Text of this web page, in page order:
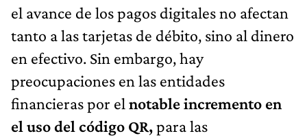
el avance de los pagos digitales no afectan
tanto a las tarjetas de débito, sino al dinero
en efectivo. Sin embargo, hay
preocupaciones en las entidades
financieras por el notable incremento en
el uso del código QR,para las